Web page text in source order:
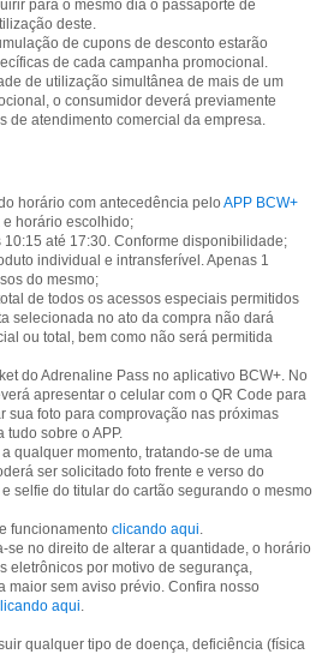
para o mesmo dia o passaporte de
deste.
de cupons de desconto estarão
de cada campanha promocional.
de utilização simultânea de mais de um
o consumidor deverá previamente
de atendimento comercial da empresa.
horário com antecedência pelo APP BCW+
horário escolhido;
10:15 até 17:30. Conforme disponibilidade;
individual e intransferível. Apenas 1
do mesmo;
de todos os acessos especiais permitidos
selecionada no ato da compra não dará
ou total, bem como não será permitida
do Adrenaline Pass no aplicativo BCW+. No
apresentar o celular com o QR Code para
sua foto para comprovação nas próximas
tudo sobre o APP.
qualquer momento, tratando-se de uma
ser solicitado foto frente e verso do
selfie do titular do cartão segurando o mesmo
funcionamento clicando aqui.
se no direito de alterar a quantidade, o horário
eletrônicos por motivo de segurança,
maior sem aviso prévio. Confira nosso
aqui.
qualquer tipo de doença, deficiência (física